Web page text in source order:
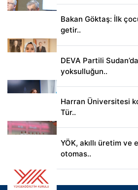
Bakan Göktaş: İlk
getir..
DEVA Partili
yoksulluğun..
Harran Üniversitesi
Tür..
YÖK, akıllı üretim ve
otomas..